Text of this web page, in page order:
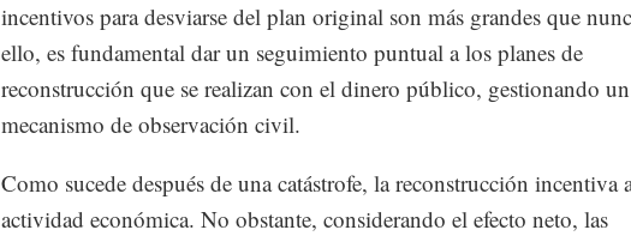
incentivos para desviarse del plan original son más grandes que
ello, es fundamental dar un seguimiento puntual a los planes de
reconstrucción que se realizan con el dinero público, gestionando un
mecanismo de observación civil.
Como sucede después de una catástrofe, la reconstrucción incentiva
actividad económica. No obstante, considerando el efecto neto, las